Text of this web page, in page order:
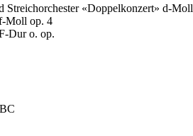
«Doppelkonzert» d-Moll
Moll op. 4
Dur o. op.